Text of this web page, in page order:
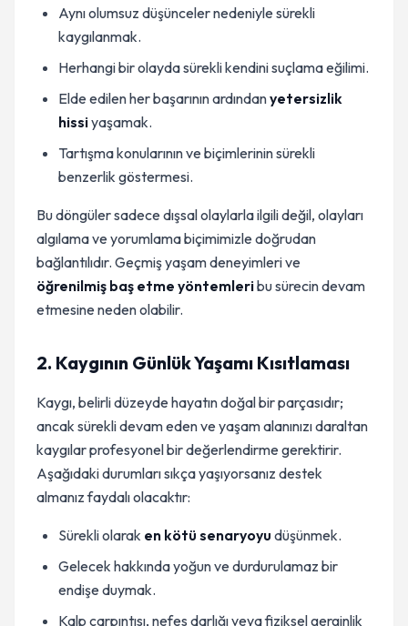
Aynı olumsuz düşünceler nedeniyle sürekli
kaygılanmak.
Herhangi bir olayda sürekli kendini suçlama eğilimi.
Elde edilen her başarının ardındanyetersizlik
hissiyaşamak.
Tartışma konularının ve biçimlerinin sürekli
benzerlik göstermesi.
Bu döngüler sadece dışsal olaylarla ilgili değil, olayları
algılama ve yorumlama biçimimizle doğrudan
bağlantılıdır. Geçmiş yaşam deneyimleri ve
öğrenilmiş baş etme yöntemleribu sürecin devam
etmesine neden olabilir.
2. Kaygının Günlük Yaşamı Kısıtlaması
Kaygı, belirli düzeyde hayatın doğal bir parçasıdır;
ancak sürekli devam eden ve yaşam alanınızı daraltan
kaygılar profesyonel bir değerlendirme gerektirir.
Aşağıdaki durumları sıkça yaşıyorsanız destek
almanız faydalı olacaktır:
Sürekli olarak en kötü senaryoyu düşünmek.
Gelecek hakkında yoğun ve durdurulamaz bir
endişe duymak.
Kalp çarpıntısı, nefes darlığı veya fiziksel gerginlik